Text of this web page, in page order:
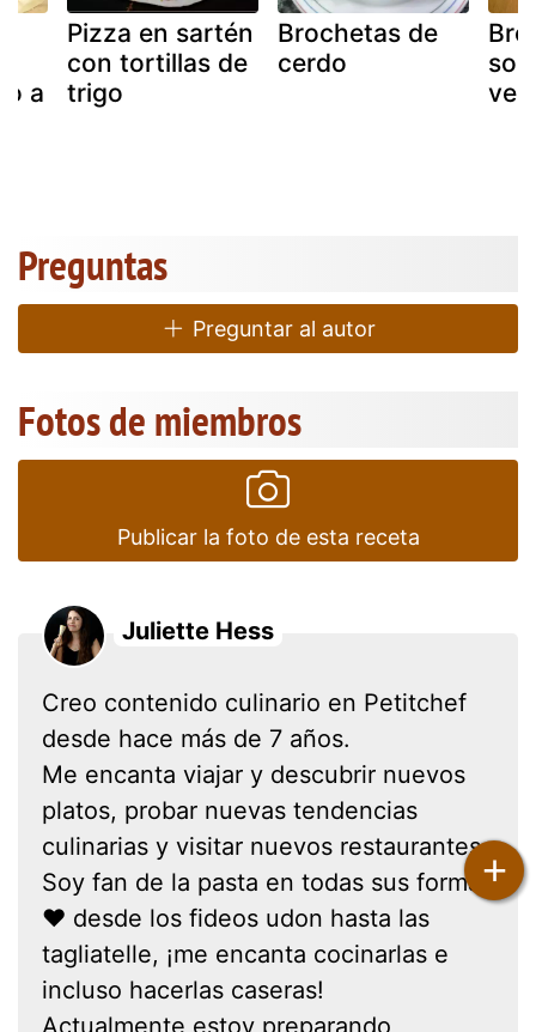
a
Pizza en sartén
con tortillas de
trigo
Brochetas de
cerdo
Preguntas
Preguntar al autor
Fotos de miembros
Publicar la foto de esta receta
Juliette Hess
Creo contenido culinario en Petitchef
desde hace más de 7 años.
Me encanta viajar y descubrir nuevos
platos, probar nuevas tendencias
culinarias y visitar nuevos restaurantes.
Soy fan de la pasta en todas sus formas
❤ desde los fideos udon hasta las
tagliatelle, ¡me encanta cocinarlas e
incluso hacerlas caseras!
+